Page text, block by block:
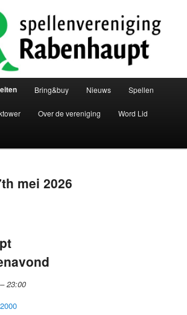
Rabenhaupt
van groningen
Bring&buy Nieuws Spellen
Over de vereniging Word Lid
mei 2026
–23:00